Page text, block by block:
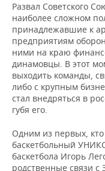
Развал Советского
наиболее сложном
принадлежавшие к
предприятиям
ними на краю
динамовцы. В этот
выходить команды,
либо с крупным
стал внедряться в
губя его.
Одним из первых,
баскетбольный
баскетбола Игорь
родственные связи с